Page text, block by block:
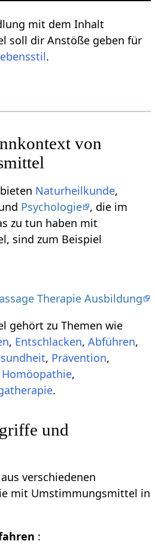
mit dem Inhalt
soll dir Anstöße geben für
.
von
Naturheilkunde,
Psychologie , die im
zu tun haben mit
sind zum Beispiel
Therapie Ausbildung
gehört zu Themen wie
, Entschlacken,Abführen,
, Prävention,
Homöopathie,
.
und
verschiedenen
mit Umstimmungsmittel in
: